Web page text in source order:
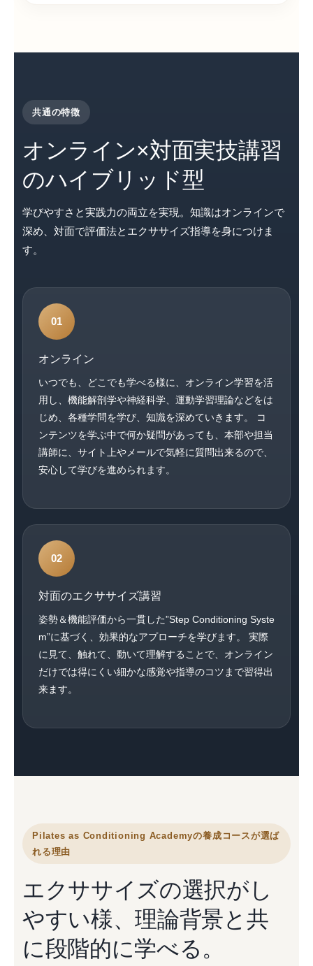
共通の特徴
オンライン×対面実技講習
のハイブリッド型
学びやすさと実践力の両立を実現。知識はオンラインで
深め、対面で評価法とエクササイズ指導を身につけま
す。
01
オンライン
いつでも、どこでも学べる様に、オンライン学習を活
用し、機能解剖学や神経科学、運動学習理論などをは
じめ、各種学問を学び、知識を深めていきます。 コ
ンテンツを学ぶ中で何か疑問があっても、本部や担当
講師に、サイト上やメールで気軽に質問出来るので、
安心して学びを進められます。
02
対面のエクササイズ講習
姿勢＆機能評価から一貫した”Step Conditioning Syste
m”に基づく、効果的なアプローチを学びます。 実際
に見て、触れて、動いて理解することで、オンライン
だけでは得にくい細かな感覚や指導のコツまで習得出
来ます。
Pilates as Conditioning Academyの養成コースが選ば
れる理由
エクササイズの選択がし
やすい様、理論背景と共
に段階的に学べる。